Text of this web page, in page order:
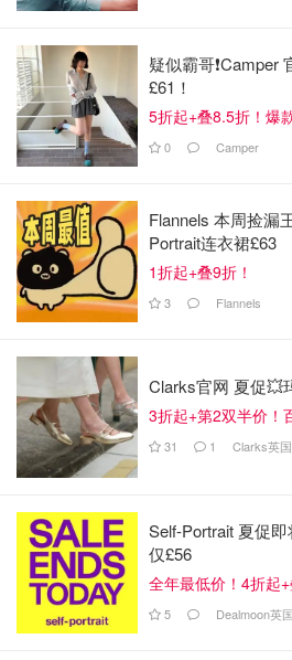
3月份，U系列
再次席卷全球，这
优衣库巴黎研发中心现艺术总监
项目，每一次上新都会引起全球粉丝
Christophe
疑似霸哥
£61！
5折起+叠8.5折！爆
0 Camper
Flannels 本周捡漏
Portrait连衣裙£63
1折起+叠9折！
3 Flannels
Clarks官网 夏促💥
3折起+第2双半价！
31 1 Clarks英
Self-Portrait 夏促
仅£56
全年最低价！4折起
5 Dealmoon英